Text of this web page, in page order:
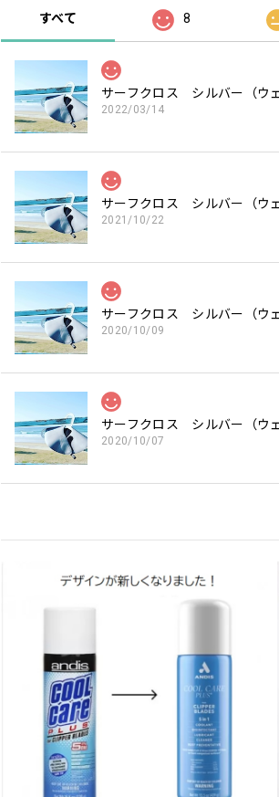
すべて 8
サーフクロス シルバー（ウ
2022/03/14
サーフクロス シルバー（ウ
2021/10/22
サーフクロス シルバー（ウ
2020/10/09
サーフクロス シルバー（ウ
2020/10/07
サーフクロス シルバー（ウ
サーフクロス シルバー（ウ